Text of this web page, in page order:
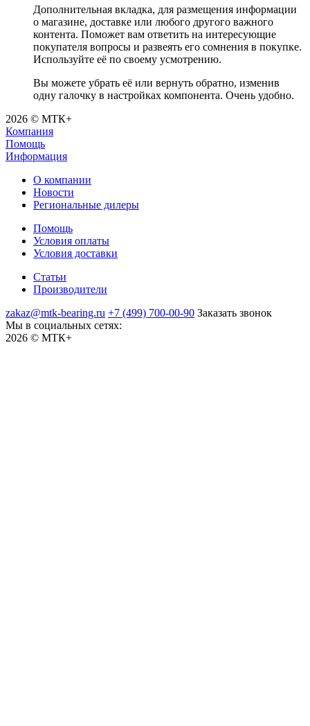
Дополнительная вкладка, для размещения информации
о магазине, доставке или любого другого важного
контента. Поможет вам ответить на интересующие
покупателя вопросы и развеять его сомнения в покупке.
Используйте её по своему усмотрению.
Вы можете убрать её или вернуть обратно, изменив
одну галочку в настройках компонента. Очень удобно.
2026 © МТК+
Компания
Помощь
Информация
О компании
Новости
Региональные дилеры
Помощь
Условия оплаты
Условия доставки
Статьи
Производители
zakaz@mtk-bearing.ru +7 (499) 700-00-90 Заказать звонок
Мы в социальных сетях:
2026 © МТК+